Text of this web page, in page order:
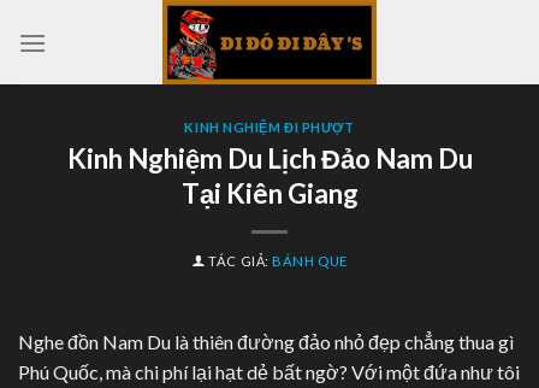
KINH NGHIỆM ĐI PHƯỢT
Kinh Nghiệm Du Lịch Đảo Nam Du
Tại Kiên Giang
TÁC GIẢ:BÁNH QUE
Nghe đồn Nam Du là thiên đường đảo nhỏ đẹp chẳng thua gì
Phú Quốc, mà chi phí lại hạt dẻ bất ngờ? Với một đứa như tôi